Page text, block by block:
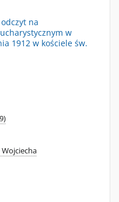
na
w
1912 w kościele św.